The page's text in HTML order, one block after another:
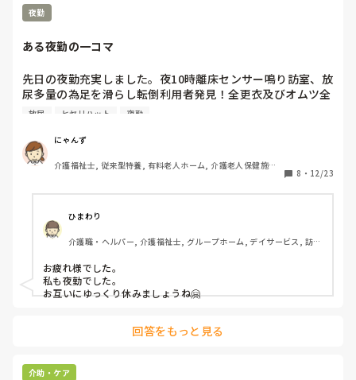
思います。個人的に。
文面からですと、あまりよい職場環境下でないのかなと思って
た。
結局は現場任せ、退職引き止めは必死。
カンファレンス施行して、服薬関係、居室環境等、少しでも良
くなる様カンファレンスかと先ずはいかがでしょうか。
参考にならなかったらごめんなさい🙏
夜勤
ある夜勤の一コマ
先日の夜勤充実しました。夜10時離床センサー鳴り訪室、放
尿多量の為足を滑らし転倒利用者発見！全更衣及びオムツ全
替え➕人殺しの毒言まで頂戴する。
っており、布団を剥ぐと泥状便多量しかもリハパン対応、派
手に漏れ暴れていた。更に9時まで早番業務も代行、本当に
失禁で始まり失禁で終わる、(皮肉を込めて)内容ある夜勤で
放尿 ヒヤリハット 夜勤
にゃんず
介護福祉士, 従来型特養, 有料老人ホーム, 介護老人保健施設,
8 ・ 12/23
ひまわり
介護職・ヘルパー, 介護福祉士, グループホーム, デイサービス, 訪問
お疲れ様でした。
私も夜勤でした。
お互いにゆっくり休みましょうね🤗
回答をもっと見る
介助・ケア